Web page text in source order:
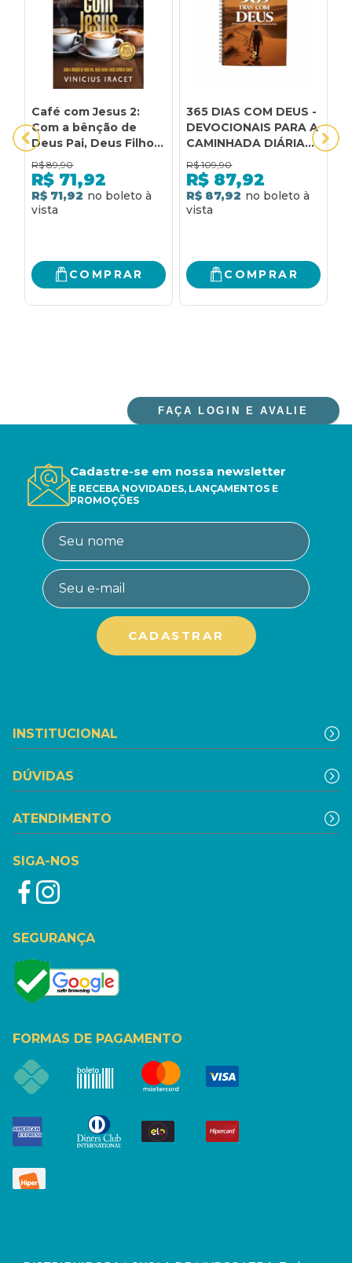
Café com Jesus 2:
Com a bênção de
Deus Pai, Deus Filho e
Deus Espírito Santo
R$ 89,90
R$ 71,92
R$ 71,92
COMPRAR
365 DIAS COM DEUS -
DEVOCIONAIS PARA A
CAMINHADA DIÁRIA
COM DEUS - VOL. V
R$ 109,90
R$ 87,92
R$ 87,92
COMPRAR
FAÇA LOGIN E AVALIE
Cadastre-se em nossa newsletter
E RECEBA NOVIDADES, LANÇAMENTOS E
PROMOÇÕES
INSTITUCIONAL
DÚVIDAS
ATENDIMENTO
SIGA-NOS
SEGURANÇA
FORMAS DE PAGAMENTO